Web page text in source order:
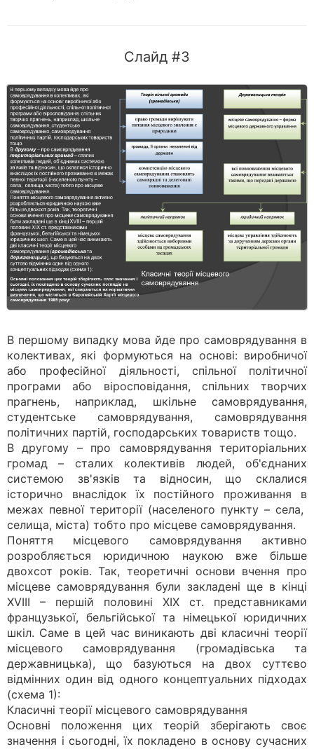
Слайд #3
В першому випадку мова йде про самоврядування в
колективах, які формуються на основі: виробничої
або професійної діяльності, спільної політичної
програми або віросповідання, спільних творчих
прагнень, наприклад, шкільне самоврядування,
студентське самоврядування, самоврядування
політичних партій, господарських товариств тощо.
В другому – про самоврядування територіальних
громад – сталих колективів людей, об'єднаних
системою зв'язків та відносин, що склалися
історично внаслідок їх постійного проживання в
межах певної території (населеного пункту – села,
селища, міста) тобто про місцеве самоврядування.
Поняття місцевого самоврядування активно
розробляється юридичною наукою вже більше
двохсот років. Так, теоретичні основи вчення про
місцеве самоврядування були закладені ще в кінці
ХVІІІ – першій половині ХІХ ст. представниками
французької, бельгійської та німецької юридичних
шкіл. Саме в цей час виникають дві класичні теорії
місцевого самоврядування (громадівська та
державницька), що базуються на двох суттєво
відмінних один від одного концептуальних підходах
(схема 1):
Класичні теорії місцевого самоврядування
Основні положення цих теорій зберігають своє
значення і сьогодні, їх покладено в основу сучасних